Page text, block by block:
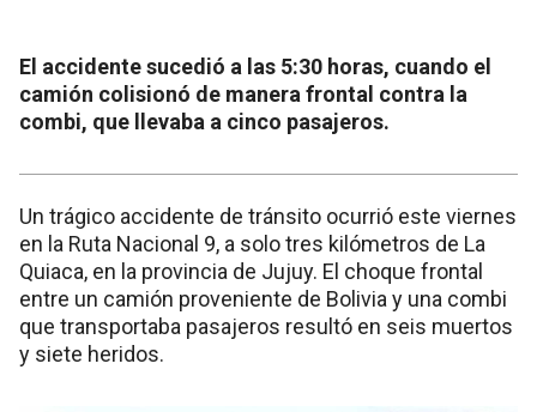
El accidente sucedió a las 5:30 horas, cuando el
camión colisionó de manera frontal contra la
combi, que llevaba a cinco pasajeros.
Un trágico accidente de tránsito ocurrió este viernes
en la Ruta Nacional 9, a solo tres kilómetros de La
Quiaca, en la provincia de Jujuy. El choque frontal
entre un camión proveniente de Bolivia y una combi
que transportaba pasajeros resultó en seis muertos
y siete heridos.